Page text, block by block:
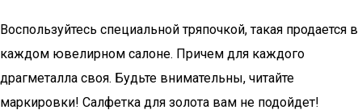
Воспользуйтесь специальной тряпочкой, такая продается в
каждом ювелирном салоне. Причем для каждого
драгметалла своя. Будьте внимательны, читайте
маркировки! Салфетка для золота вам не подойдет!